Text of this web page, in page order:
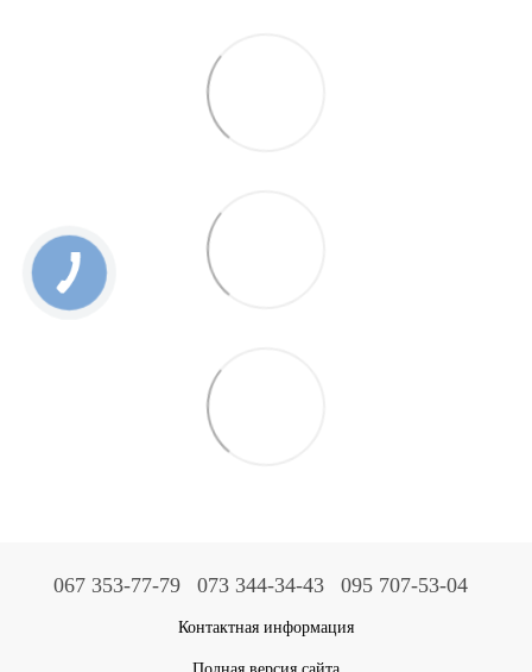
067 353-77-79 073 344-34-43 095 707-53-04
Контактная информация